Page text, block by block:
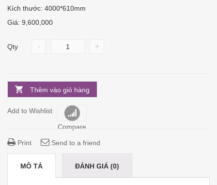
Kích thước: 4000*610mm
Giá: 9,600,000
Qty - +
Thêm vào giỏ hàng
Add to Wishlist
Compare
Print Send to a friend
MÔ TẢ ĐÁNH GIÁ (0)